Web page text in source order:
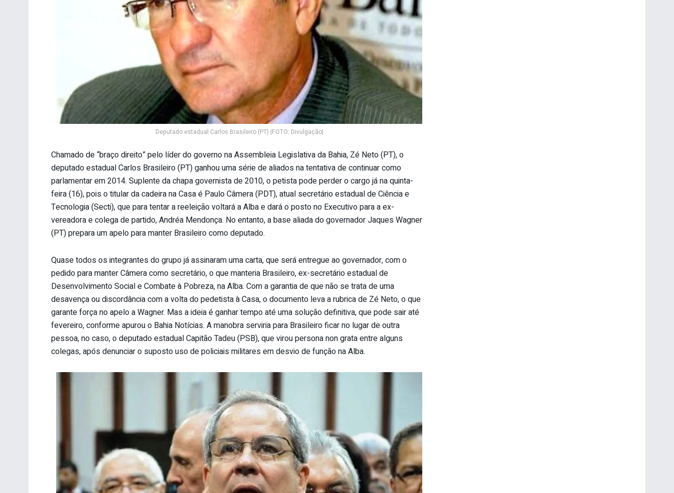
Deputado estadual Carlos Brasileiro (PT) |FOTO: Divulgação|
Chamado de “braço direito” pelo líder do governo na Assembleia Legislativa da Bahia, Zé Neto (PT), o
deputado estadual Carlos Brasileiro (PT) ganhou uma série de aliados na tentativa de continuar como
parlamentar em 2014. Suplente da chapa governista de 2010, o petista pode perder o cargo já na quinta-
feira (16), pois o titular da cadeira na Casa é Paulo Câmera (PDT), atual secretário estadual de Ciência e
Tecnologia (Secti), que para tentar a reeleição voltará a Alba e dará o posto no Executivo para a ex-
vereadora e colega de partido, Andréa Mendonça. No entanto, a base aliada do governador Jaques Wagner
(PT) prepara um apelo para manter Brasileiro como deputado.
Quase todos os integrantes do grupo já assinaram uma carta, que será entregue ao governador, com o
pedido para manter Câmera como secretário, o que manteria Brasileiro, ex-secretário estadual de
Desenvolvimento Social e Combate à Pobreza, na Alba. Com a garantia de que não se trata de uma
desavença ou discordância com a volta do pedetista à Casa, o documento leva a rubrica de Zé Neto, o que
garante força no apelo a Wagner. Mas a ideia é ganhar tempo até uma solução definitiva, que pode sair até
fevereiro, conforme apurou o Bahia Notícias. A manobra serviria para Brasileiro ficar no lugar de outra
pessoa, no caso, o deputado estadual Capitão Tadeu (PSB), que virou persona non grata entre alguns
colegas, após denunciar o suposto uso de policiais militares em desvio de função na Alba.